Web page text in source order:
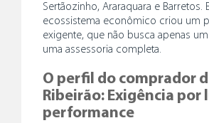
Sertãozinho, Araraquara e Barretos.
ecossistema econômico criou um
exigente, que não busca apenas
uma assessoria completa.
O perfil do comprador
Ribeirão: Exigência por
performance